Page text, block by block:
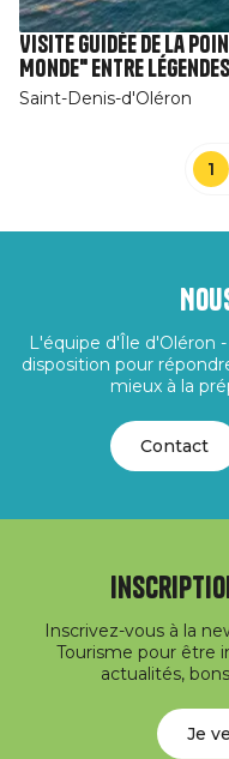
Visite guidée de la
Monde" entre
Saint-Denis-d'Oléron
1
L'équipe d'Île d'Oléron
disposition pour
mieux à la
Contact
Inscrivez-vous à la
Tourisme pour être
actualités,
Je